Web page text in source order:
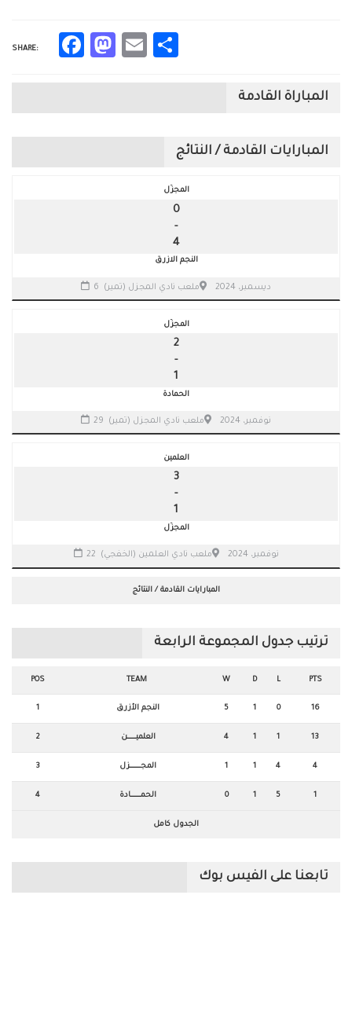
SHARE: Facebook
Mastodon
Email
المباراة القادمة
المبارايات القادمة / النتائج
المجزّل
0
-
4
النجم الازرق
6 ديسمبر، 2024 ملعب نادي المجزل (تمير)
المجزّل
2
-
1
الحمادة
29 نوفمبر، 2024 ملعب نادي المجزل (تمير)
العلمين
3
-
1
المجزّل
22 نوفمبر، 2024 ملعب نادي العلمين (الخفجي)
المبارايات القادمة / النتائج
ترتيب جدول المجموعة الرابعة
POS TEAM W D L PTS
1 النجم الأزرق 5 1 0 16
2 العلميـــــــــــن 4 1 1 13
3 المجــــــــــــــزل 1 1 4 4
4 الحمـــــــــــــادة 0 1 5 1
الجدول كامل
تابعنا على الفيس بوك